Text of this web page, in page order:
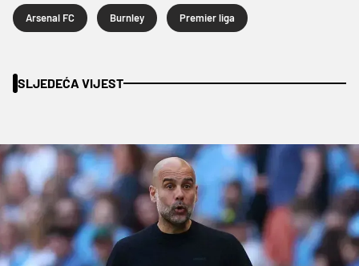
Arsenal FC Burnley Premier liga
SLJEDEĆA VIJEST